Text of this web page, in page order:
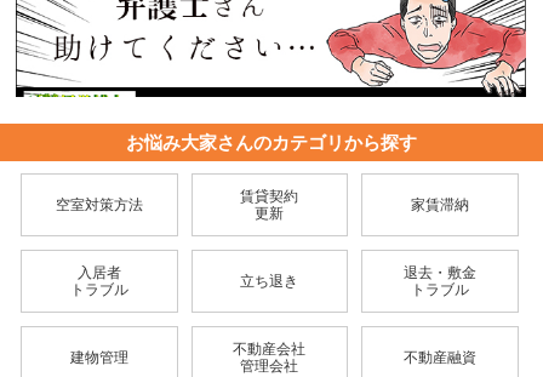
お悩み大家さんのカテゴリから探す
空室対策方法
賃貸契約
更新
家賃滞納
入居者
トラブル
立ち退き
退去・敷金
トラブル
建物管理
不動産会社
管理会社
不動産融資